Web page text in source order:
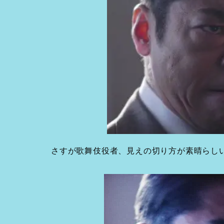
さすが歌舞伎役者、見えの切り方が素晴らし